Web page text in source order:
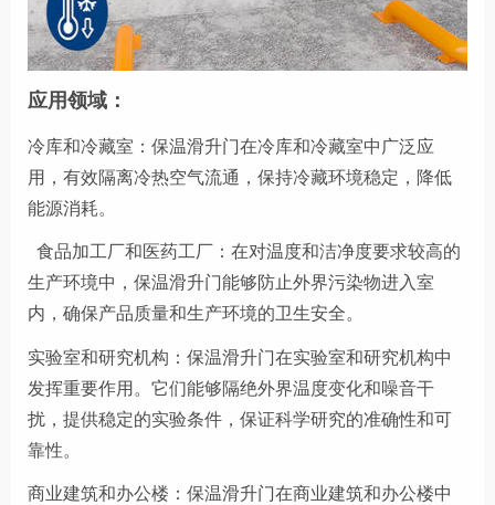
应用领域：
冷库和冷藏室：保温滑升门在冷库和冷藏室中广泛应
用，有效隔离冷热空气流通，保持冷藏环境稳定，降低
能源消耗。
食品加工厂和医药工厂：在对温度和洁净度要求较高的
生产环境中，保温滑升门能够防止外界污染物进入室
内，确保产品质量和生产环境的卫生安全。
实验室和研究机构：保温滑升门在实验室和研究机构中
发挥重要作用。它们能够隔绝外界温度变化和噪音干
扰，提供稳定的实验条件，保证科学研究的准确性和可
靠性。
商业建筑和办公楼：保温滑升门在商业建筑和办公楼中